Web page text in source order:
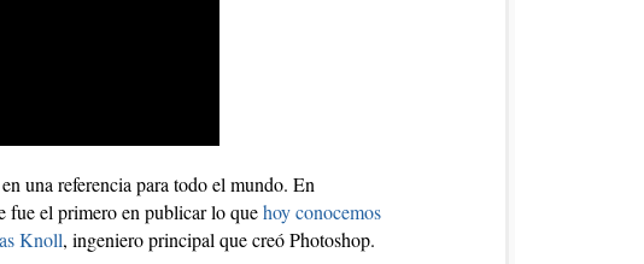
una referencia para todo el mundo. En
fue el primero en publicar lo quehoy conocemos
Knoll, ingeniero principal que creó Photoshop.